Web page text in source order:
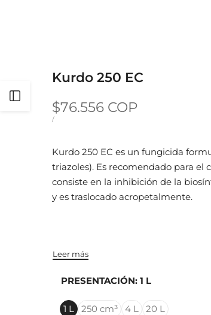
Kurdo 250 EC
Precio de oferta
$76.556 COP
PRECIO UNITARIO
/POR
Kurdo 250 EC es un fungicida
triazoles). Es recomendado para
consiste en la inhibición de la
y es traslocado acropetalmente.
Leer más
PRESENTACIÓN:1 L
1 L 250 cm³ 4 L 20 L